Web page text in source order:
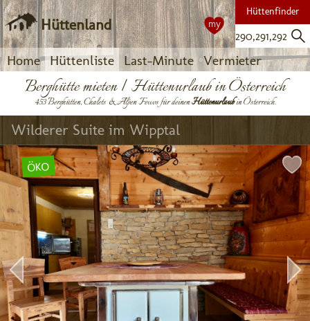
Hüttenland
Home Hüttenliste Last-Minute Vermieter
Hüttenfinder
my
Berghütte mieten | Hüttenurlaub in Österreich
453 Berghütten, Chalets & Alpen Fewos für deinenHüttenurlaubin Österreich.
Wilderer Suite im Wipptal
ÖKO